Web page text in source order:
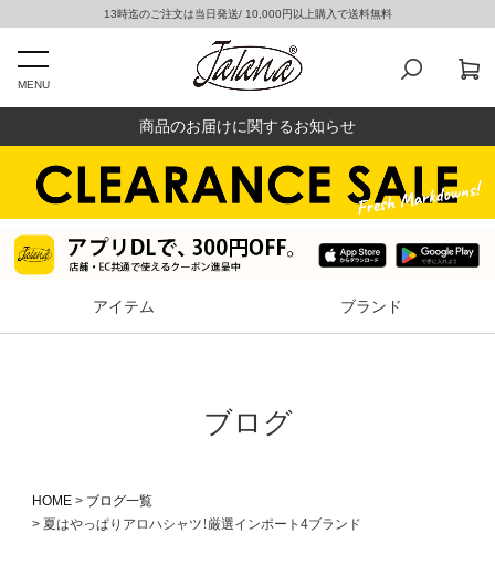
13時迄のご注文は当日発送/ 10,000円以上購入で送料無料
MENU
商品のお届けに関するお知らせ
アイテム ブランド
ブログ
HOME
ブログ一覧
夏はやっぱりアロハシャツ！厳選インポート4ブランド